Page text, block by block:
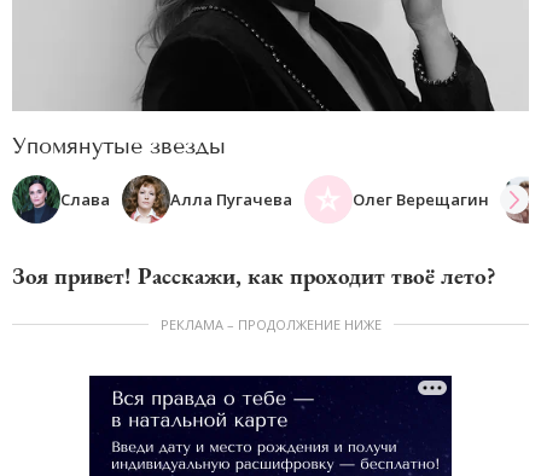
Упомянутые звезды
Слава Алла Пугачева Олег Верещагин
Зоя привет! Расскажи, как проходит твоё лето?
РЕКЛАМА – ПРОДОЛЖЕНИЕ НИЖЕ